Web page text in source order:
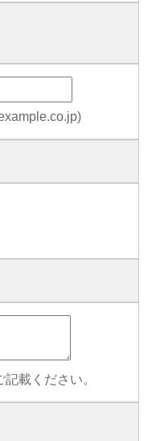
載ください。